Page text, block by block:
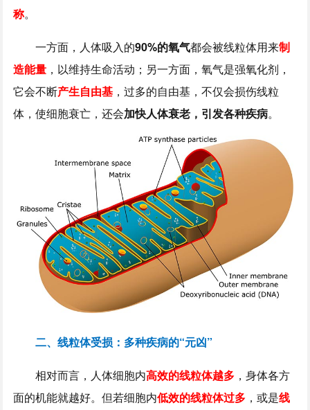
称。
一方面，人体吸入的90%的氧气都会被线粒体用来制
造能量 ，以维持生命活动；另一方面，氧气是强氧化剂，
它会不断产生自由基 ，过多的自由基，不仅会损伤线粒
体，使细胞衰亡，还会加快人体衰老，引发各种疾病。
二、线粒体受损：多种疾病的“元凶”
相对而言，人体细胞内高效的线粒体越多 ，身体各方
面的机能就越好。但若细胞内低效的线粒体过多 ，或是线